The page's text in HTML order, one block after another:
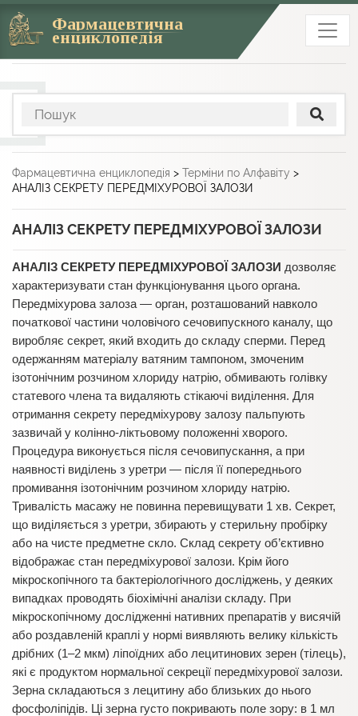
Фармацевтична
енциклопедія
Фармацевтична енциклопедія > Терміни по Алфавіту >
АНАЛІЗ СЕКРЕТУ ПЕРЕДМІХУРОВОЇ ЗАЛОЗИ
АНАЛІЗ СЕКРЕТУ ПЕРЕДМІХУРОВОЇ ЗАЛОЗИ
АНАЛІЗ СЕКРЕТУ ПЕРЕДМІХУРОВОЇ ЗАЛОЗИ дозволяє
характеризувати стан функціонування цього органа.
Передміхурова залоза — орган, розташований навколо
початкової частини чоловічого сечовипускного каналу, що
виробляє секрет, який входить до складу сперми. Перед
одержанням матеріалу ватяним тампоном, змоченим
ізотонічним розчином хлориду натрію, обмивають голівку
статевого члена та видаляють стікаючі виділення. Для
отримання секрету передміхурову залозу пальпують
зазвичай у колінно-ліктьовому положенні хворого.
Процедура виконується після сечовипускання, а при
наявності виділень з уретри — після її попереднього
промивання ізотонічним розчином хлориду натрію.
Тривалість масажу не повинна перевищувати 1 хв. Секрет,
що виділяється з уретри, збирають у стерильну пробірку
або на чисте предметне скло. Склад секрету об’єктивно
відображає стан передміхурової залози. Крім його
мікроскопічного та бактеріологічного досліджень, у деяких
випадках проводять біохімічні аналізи складу. При
мікроскопічному дослідженні нативних препаратів у висячій
або роздавленій краплі у нормі виявляють велику кількість
дрібних (1–2 мкм) ліпоїдних або лецитинових зерен (тілець),
які є продуктом нормальної секреції передміхурової залози.
Зерна складаються з лецитину або близьких до нього
фосфоліпідів. Ці зерна густо покривають поле зору: в 1 мл